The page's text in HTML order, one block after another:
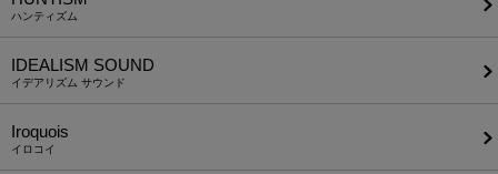
ハンティズム
IDEALISM SOUND
イデアリズム サウンド
Iroquois
イロコイ